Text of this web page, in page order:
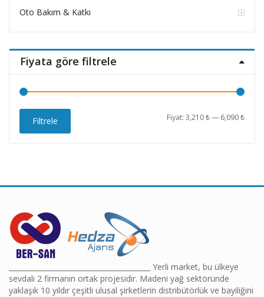
Oto Bakım & Katkı
Fiyata göre filtrele
En
En
Filtrele Fiyat:3,210 ₺— 6,090 ₺
________________________________________ Yerli market, bu ülkeye
sevdalı 2 firmanın ortak projesidir. Madeni yağ sektöründe
yaklaşık 10 yıldır çeşitli ulusal şirketlerin distribütörlük ve bayiliğini